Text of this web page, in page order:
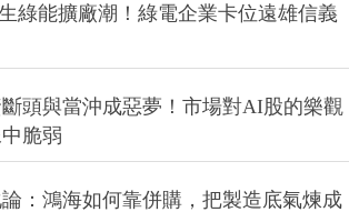
綠能擴廠潮！綠電企業卡位遠雄信義
頭與當沖成惡夢！市場對AI股的樂觀
脆弱
論：鴻海如何靠併購，把製造底氣煉成